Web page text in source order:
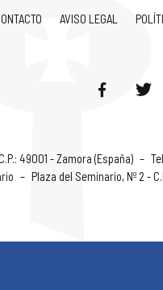
AVISO LEGAL
49001 - Zamora (España) –
– Plaza del Seminario, Nº 2 -